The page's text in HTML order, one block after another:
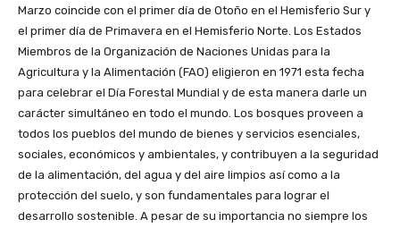
Marzo coincide con el primer día de Otoño en el Hemisferio Sur y
el primer día de Primavera en el Hemisferio Norte. Los Estados
Miembros de la Organización de Naciones Unidas para la
Agricultura y la Alimentación (FAO) eligieron en 1971 esta fecha
para celebrar el Día Forestal Mundial y de esta manera darle un
carácter simultáneo en todo el mundo. Los bosques proveen a
todos los pueblos del mundo de bienes y servicios esenciales,
sociales, económicos y ambientales, y contribuyen a la seguridad
de la alimentación, del agua y del aire limpios así como a la
protección del suelo, y son fundamentales para lograr el
desarrollo sostenible. A pesar de su importancia no siempre los